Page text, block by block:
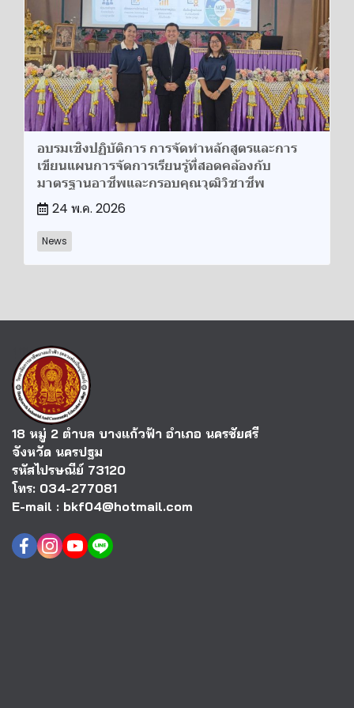
อบรมเชิงปฏิบัติการ การจัดทำหลักสูตรและการ
เขียนแผนการจัดการเรียนรู้ที่สอดคล้องกับ
มาตรฐานอาชีพและกรอบคุณวุฒิวิชาชีพ
24 พ.ค. 2026
News
18 หมู่ 2 ตำบล บางแก้วฟ้า อำเภอ นครชัยศรี
จังหวัด นครปฐม
รหัสไปรษณีย์ 73120
โทร: 034-277081
E-mail : bkf04@hotmail.com